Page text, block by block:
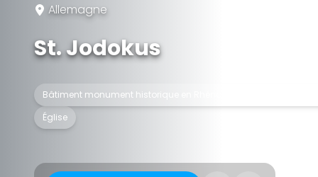
Allemagne
St. Jodokus
Bâtiment monument historique en Rhénanie du Nord-
Église